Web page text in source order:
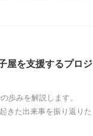
屋を支援するプロジ
歩みを解説します。
きた出来事を振り返りた